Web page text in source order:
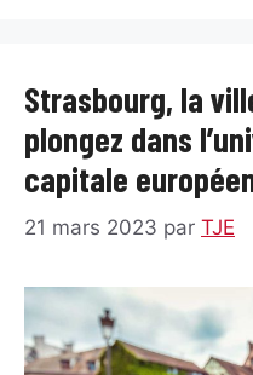
Strasbourg, la
plongez dans
capitale
21 mars 2023 par TJE